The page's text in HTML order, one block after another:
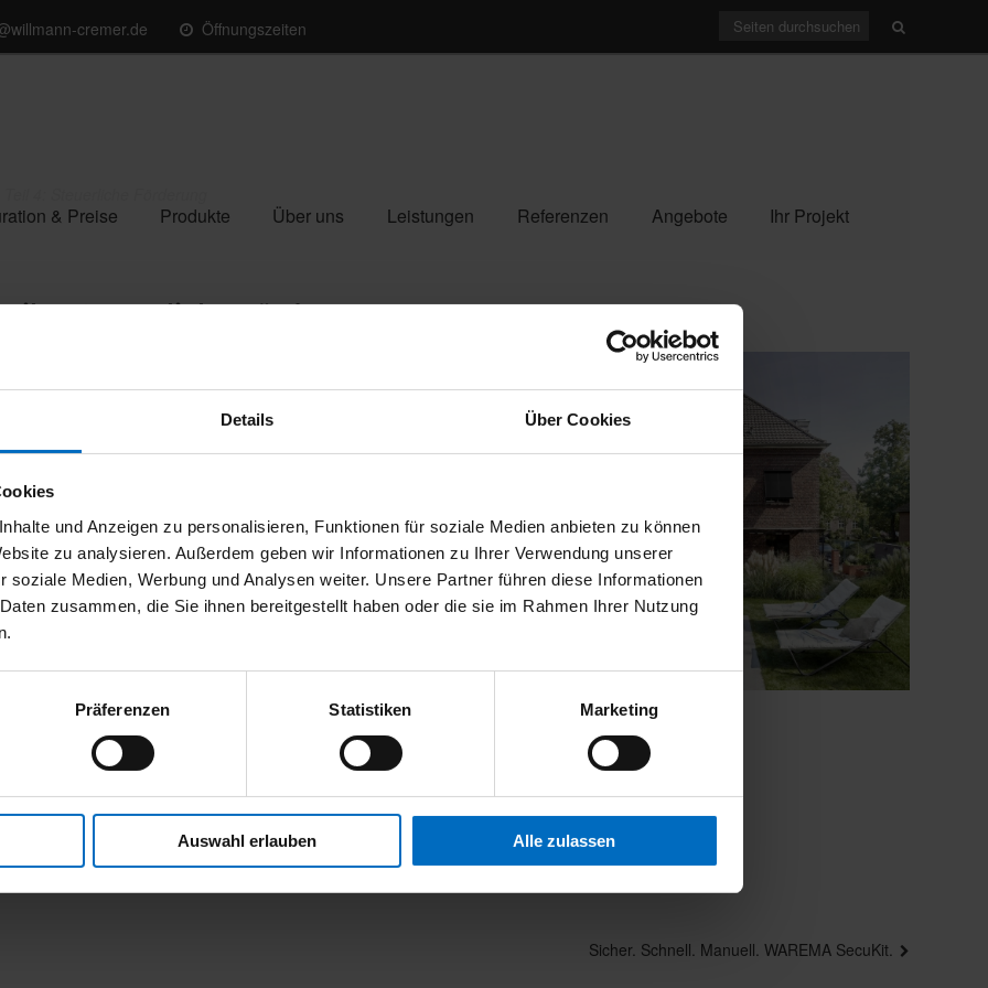
Details Über Cookies
und Anzeigen zu personalisieren, Funktionen für soziale Medien anbieten zu können
zu analysieren. Außerdem geben wir Informationen zu Ihrer Verwendung unserer
soziale Medien, Werbung und Analysen weiter. Unsere Partner führen diese Informationen
zusammen, die Sie ihnen bereitgestellt haben oder die sie im Rahmen Ihrer Nutzung
Präferenzen Statistiken Marketing
Auswahl erlauben Alle zulassen
cremer.de Öffnungszeiten
& Preise Produkte Über uns Leistungen Referenzen Angebote Ihr Projekt
4: Steuerliche Förderung
Serie haben wir bereits 3 Fördermöglichkeiten
Förderung.
notwendig. Voraussetzung ist, dass Sie Inhaber der
muss das
Jahre verteiltvon den zu zahlenden Steuern
7%, im dritten Jahr 6% angerechnet.
Jahren auf200.000€. Hieraus leitet sich bei 20%
Sie in den ersten beiden Jahren jeweils 8.400€
7.200€, sodass die Förderung über alle 3 Jahre
Nächster
Sicher. Schnell. Manuell. WAREMA SecuKit.